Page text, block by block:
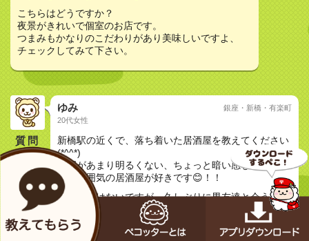
こちらはどうですか？
夜景がきれいで個室のお店です。
つまみもかなりのこだわりがあり美味しいですよ、
チェックしてみて下さい。
質問
ゆみ
20代女性
銀座・新橋・有楽町
新橋駅の近くで、落ち着いた居酒屋を教えてください
(*^^*)
照明があまり明るくない、ちょっと暗い感じの落ち着
いた雰囲気の居酒屋が好きです😊！！
デートではないですが、久しぶりに男友達と会うので
お願いします(*^^*)
夜ご飯で